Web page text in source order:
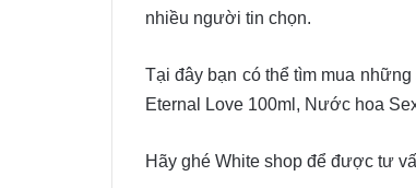
nhiều người tin chọn.
Tại đây bạn có thể tìm mua
Eternal Love 100ml, Nước hoa
Hãy ghé White shop để được tư